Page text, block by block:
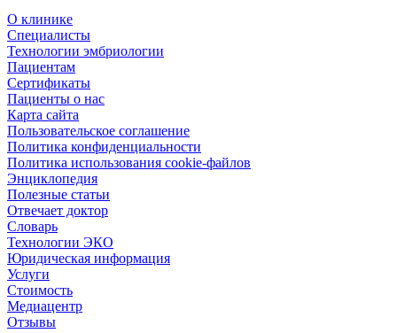
О клинике
Специалисты
Технологии эмбриологии
Пациентам
Сертификаты
Пациенты о нас
Карта сайта
Пользовательское соглашение
Политика конфиденциальности
Политика использования cookie-файлов
Энциклопедия
Полезные статьи
Отвечает доктор
Словарь
Технологии ЭКО
Юридическая информация
Услуги
Стоимость
Медиацентр
Отзывы